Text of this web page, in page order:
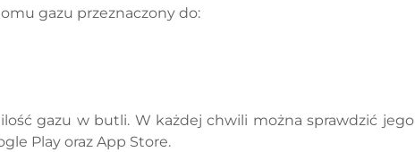
gazu przeznaczony do:
gazu w butli. W każdej chwili można sprawdzić jego
Play oraz App Store.